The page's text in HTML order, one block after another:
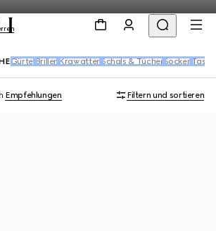
Gürtel Brillen Krawatten Schals & Tücher Socken
Empfehlungen Filtern und sortieren